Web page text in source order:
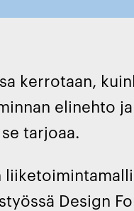
kerrotaan,
elinehto ja
tarjoaa.
Design